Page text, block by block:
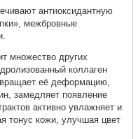
антиоксидантную
межбровные
множество других
коллаген
её деформацию,
замедляет появление
активно увлажняет и
тонус кожи, улучшая цвет